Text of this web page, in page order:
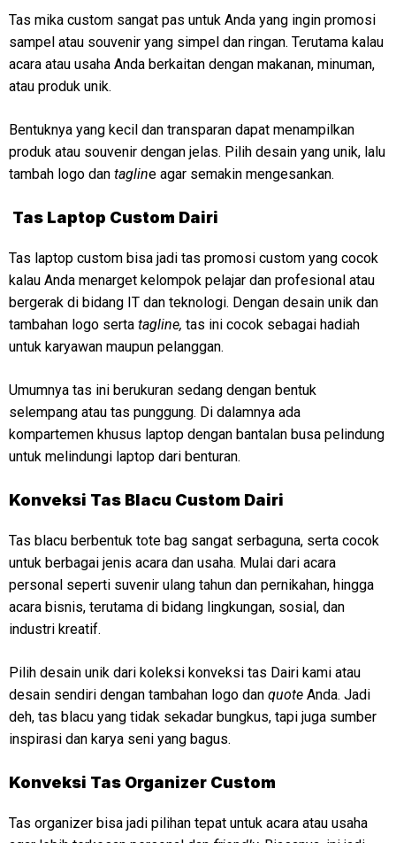
Tas mika custom sangat pas untuk Anda yang ingin promosi
sampel atau souvenir yang simpel dan ringan. Terutama kalau
acara atau usaha Anda berkaitan dengan makanan, minuman,
atau produk unik.
Bentuknya yang kecil dan transparan dapat menampilkan
produk atau souvenir dengan jelas. Pilih desain yang unik, lalu
tambah logo dan tagline agar semakin mengesankan.
Tas Laptop Custom Dairi
Tas laptop custom bisa jadi tas promosi custom yang cocok
kalau Anda menarget kelompok pelajar dan profesional atau
bergerak di bidang IT dan teknologi. Dengan desain unik dan
tambahan logo serta tagline, tas ini cocok sebagai hadiah
untuk karyawan maupun pelanggan.
Umumnya tas ini berukuran sedang dengan bentuk
selempang atau tas punggung. Di dalamnya ada
kompartemen khusus laptop dengan bantalan busa pelindung
untuk melindungi laptop dari benturan.
Konveksi Tas Blacu Custom Dairi
Tas blacu berbentuk tote bag sangat serbaguna, serta cocok
untuk berbagai jenis acara dan usaha. Mulai dari acara
personal seperti suvenir ulang tahun dan pernikahan, hingga
acara bisnis, terutama di bidang lingkungan, sosial, dan
industri kreatif.
Pilih desain unik dari koleksi konveksi tas Dairi kami atau
desain sendiri dengan tambahan logo dan quote Anda. Jadi
deh, tas blacu yang tidak sekadar bungkus, tapi juga sumber
inspirasi dan karya seni yang bagus.
Konveksi Tas Organizer Custom
Tas organizer bisa jadi pilihan tepat untuk acara atau usaha